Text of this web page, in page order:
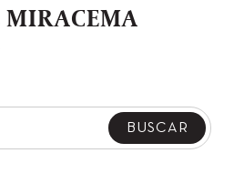
MIRACEMA